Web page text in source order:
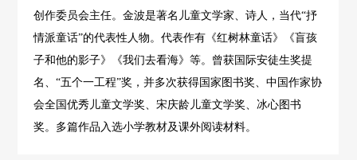
创作委员会主任。金波是著名儿童文学家、诗人，当代“抒
情派童话”的代表性人物。代表作有《红树林童话》《盲孩
子和他的影子》《我们去看海》等。曾获国际安徒生奖提
名、“五个一工程”奖，并多次获得国家图书奖、中国作家协
会全国优秀儿童文学奖、宋庆龄儿童文学奖、冰心图书
奖。多篇作品入选小学教材及课外阅读材料。